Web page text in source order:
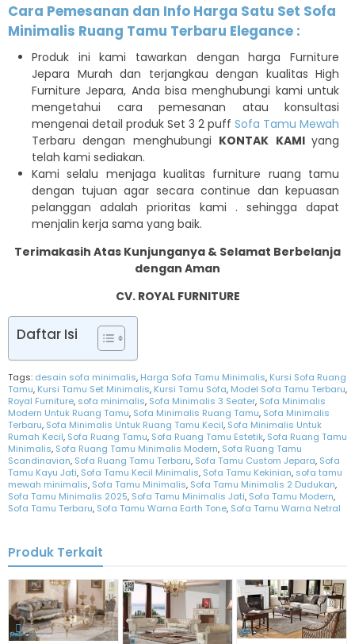
Cara Pemesanan dan Info Harga Satu Set Sofa
Minimalis Ruang Tamu Terbaru Elegance :
Produk ini kami tawarkan dengan harga Furniture
Jepara Murah dan terjangkau dengan kualitas High
Furniture Jepara, Anda bisa menghubungi kami untuk
mengetahui cara pemesanan atau konsultasi
mengenai detail produk Set 3 2 puff Sofa Tamu Mewah
Terbaru dengan menghubungi KONTAK KAMIyang
telah kami sediakan.
Kami selalu menjaga kualitas furniture ruang tamu
dengan tujuan agar secara continue dan kepuasan
pelanggan adalah prioritas kami . sehingga dapat
menjalin kerja sama yang baik.
Terimakasih Atas Kunjunganya & Selamat Berbelanja
dengan Aman
CV. ROYAL FURNITURE
Daftar Isi
Tags: desain sofa minimalis, Harga Sofa Tamu Minimalis, Kursi Sofa Ruang
Tamu, Kursi Tamu Set Minimalis, Kursi Tamu Sofa, Model Sofa Tamu Terbaru,
Royal Furniture, sofa minimalis, Sofa Minimalis 3 Seater, Sofa Minimalis
Modern Untuk Ruang Tamu, Sofa Minimalis Ruang Tamu, Sofa Minimalis
Terbaru, Sofa Minimalis Untuk Ruang Tamu Kecil, Sofa Minimalis Untuk
Rumah Kecil, Sofa Ruang Tamu, Sofa Ruang Tamu Estetik, Sofa Ruang Tamu
Minimalis, Sofa Ruang Tamu Minimalis Modern, Sofa Ruang Tamu
Scandinavian, Sofa Ruang Tamu Terbaru, Sofa Tamu Custom Jepara, Sofa
Tamu Kayu Jati, Sofa Tamu Kecil Minimalis, Sofa Tamu Kekinian, sofa tamu
mewah minimalis, Sofa Tamu Minimalis, Sofa Tamu Minimalis 2 Dudukan,
Sofa Tamu Minimalis 2025, Sofa Tamu Minimalis Jati, Sofa Tamu Modern,
Sofa Tamu Terbaru, Sofa Tamu Warna Earth Tone, Sofa Tamu Warna Netral
Produk Terkait